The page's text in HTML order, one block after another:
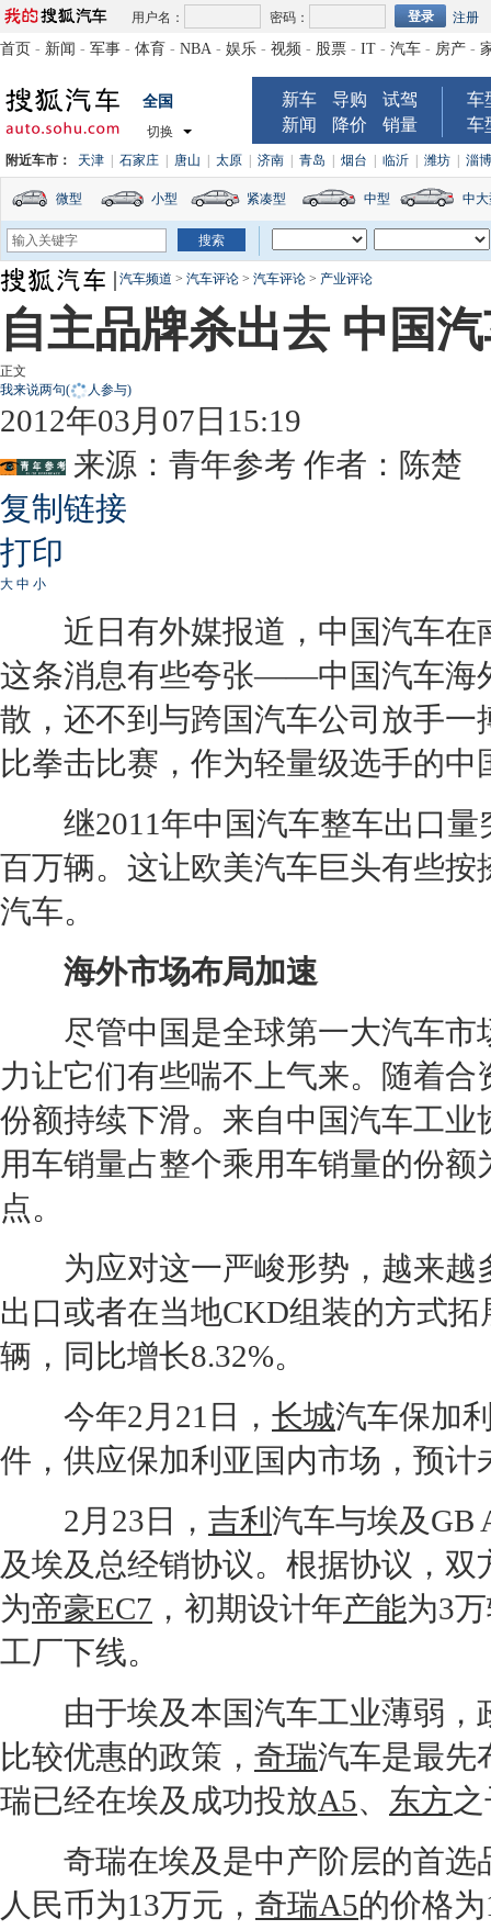
用户名： 密码： 注册
首页 - 新闻 - 军事 - 体育 - NBA - 娱乐 - 视频 - 股票 - IT - 汽车 - 房产 -
全国
切换
新车 导购
试驾
新闻
降价 销量
车
车
附近车市： 天津 石家庄 唐山 太原 济南 青岛 烟台 临沂 潍坊 淄博
微型 小型 紧凑型 中型 中
汽车频道 > 汽车评论 > 汽车评论 > 产业评论
自主品牌杀出去 中国
正文
我来说两句( 人参与)
2012年03月07日15:19
来源： 青年参考 作者：陈楚
复制链接
打印
大 中 小
近日有外媒报道，中国汽车在
这条消息有些夸张——中国汽车海
散，还不到与跨国汽车公司放手
比拳击比赛，作为轻量级选手的
继2011年中国汽车整车出口量
百万辆。这让欧美汽车巨头有些
汽车。
海外市场布局加速
尽管中国是全球第一大汽车市
力让它们有些喘不上气来。随着
份额持续下滑。来自中国汽车工
用车销量占整个乘用车销量的份额
点。
为应对这一严峻形势，越来越
出口或者在当地CKD组装的方式
辆，同比增长8.32%。
今年2月21日， 长城汽车保加
件，供应保加利亚国内市场，预
2月23日， 吉利 汽车与埃及GB
及埃及总经销协议。根据协议，双
为帝豪EC7 ，初期设计年产能为3
工厂下线。
由于埃及本国汽车工业薄弱，
比较优惠的政策， 奇瑞汽车是最先
瑞已经在埃及成功投放A5、 东方
奇瑞在埃及是中产阶层的首选
人民币为13万元， 奇瑞A5的价格